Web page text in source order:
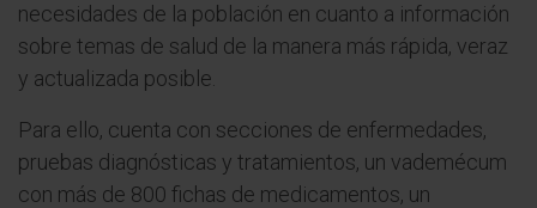
necesidades de la población en cuanto a información
sobre temas de salud de la manera más rápida, veraz
y actualizada posible.
Para ello, cuenta con secciones de enfermedades,
pruebas diagnósticas y tratamientos, un vademécum
con más de 800 fichas de medicamentos, un